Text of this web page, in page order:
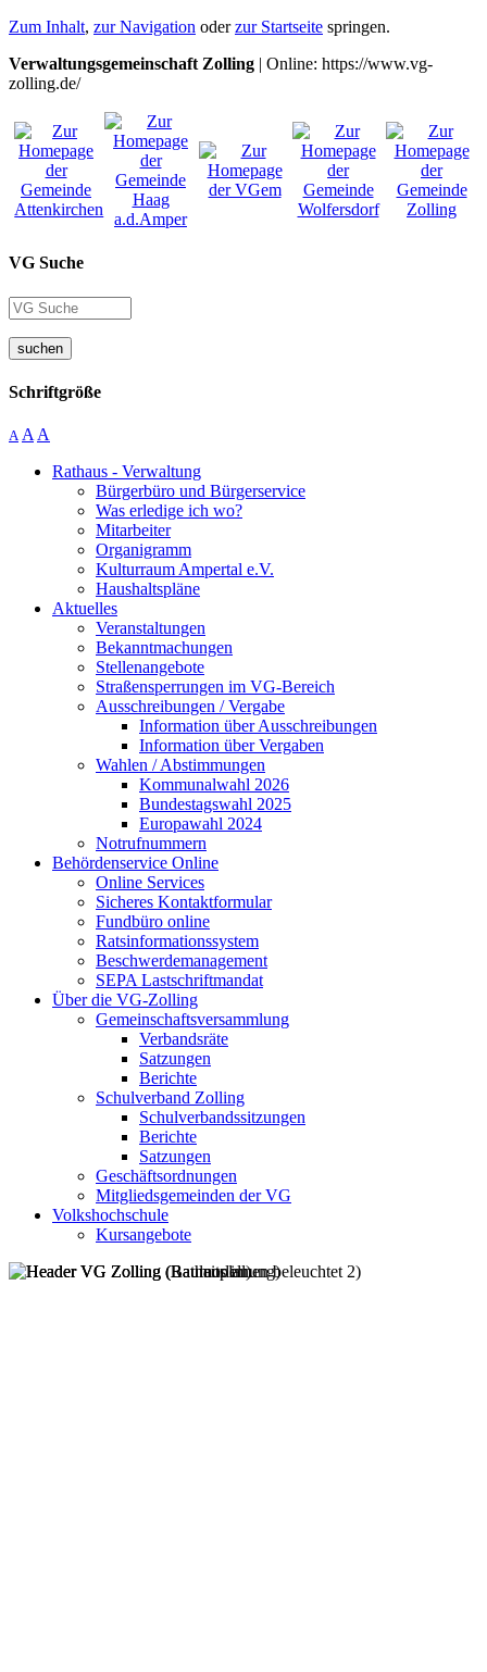
Zum Inhalt, zur Navigation oderzur Startseite springen.
Verwaltungsgemeinschaft Zolling | Online: https://www.vg-
zolling.de/
VG Suche
suchen
Schriftgröße
A A A
Rathaus - Verwaltung
Bürgerbüro und Bürgerservice
Was erledige ich wo?
Mitarbeiter
Organigramm
Kulturraum Ampertal e.V.
Haushaltspläne
Aktuelles
Veranstaltungen
Bekanntmachungen
Stellenangebote
Straßensperrungen im VG-Bereich
Ausschreibungen / Vergabe
Information über Ausschreibungen
Information über Vergaben
Wahlen / Abstimmungen
Kommunalwahl 2026
Bundestagswahl 2025
Europawahl 2024
Notrufnummern
Behördenservice Online
Online Services
Sicheres Kontaktformular
Fundbüro online
Ratsinformationssystem
Beschwerdemanagement
SEPA Lastschriftmandat
Über die VG-Zolling
Gemeinschaftsversammlung
Verbandsräte
Satzungen
Berichte
Schulverband Zolling
Schulverbandssitzungen
Berichte
Satzungen
Geschäftsordnungen
Mitgliedsgemeinden der VG
Volkshochschule
Kursangebote